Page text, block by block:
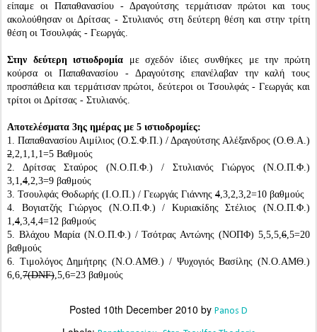
είπαμε οι Παπαθανασίου - Δραγούτσης τερμάτισαν πρώτοι και τους
ακολούθησαν οι Δρίτσας - Στυλιανός στη δεύτερη θέση και στην τρίτη
θέση οι Τσουλφάς - Γεωργάς.
Στην δεύτερη ιστιοδρομία με σχεδόν ίδιες συνθήκες με την πρώτη
κούρσα οι Παπαθανασίου - Δραγούτσης επανέλαβαν την καλή τους
προσπάθεια και τερμάτισαν πρώτοι, δεύτεροι οι Τσουλφάς - Γεωργάς και
τρίτοι οι Δρίτσας - Στυλιανός.
Αποτελέσματα 3ης ημέρας με 5 ιστιοδρομίες:
1. Παπαθανασίου Αιμίλιος (Ο.Σ.Φ.Π.) / Δραγούτσης Αλέξανδρος (Ο.Θ.Α.)
2,2,1,1,1=5 Βαθμούς
2. Δρίτσας Σταύρος (Ν.Ο.Π.Φ.) / Στυλιανός Γιώργος (Ν.Ο.Π.Φ.)
3,1,4,2,3=9 βαθμούς
3. Τσουλφάς Θοδωρής (Ι.Ο.Π.) / Γεωργάς Γιάννης 4,3,2,3,2=10 βαθμούς
4. Βογιατζής Γιώργος (Ν.Ο.Π.Φ.) / Κυριακίδης Στέλιος (Ν.Ο.Π.Φ.)
1,4,3,4,4=12 βαθμούς
5. Βλάχου Μαρία (Ν.Ο.Π.Φ.) / Τσότρας Αντώνης (ΝΟΠΦ) 5,5,5,6,5=20
βαθμούς
6. Τιμολόγος Δημήτρης (Ν.Ο.ΑΜΘ.) / Ψυχογιός Βασίλης (Ν.Ο.ΑΜΘ.)
6,6,7(DNF),5,6=23 βαθμούς
Posted 10th December 2010 by Panos D